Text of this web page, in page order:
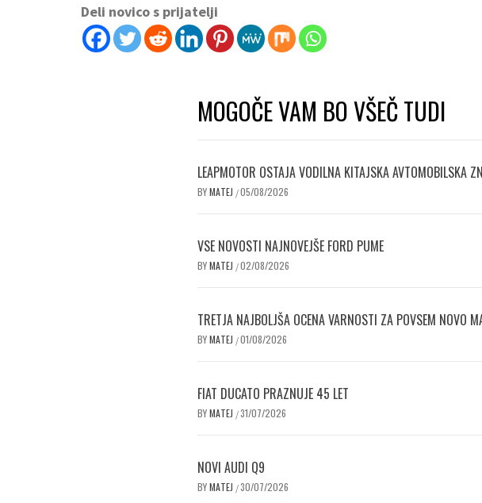
Deli novico s prijatelji
MOGOČE VAM BO VŠEČ TUDI
LEAPMOTOR OSTAJA VODILNA KITAJSKA AVTOMOBILSKA
BYMATEJ /05/08/2026
VSE NOVOSTI NAJNOVEJŠE FORD PUME
BYMATEJ /02/08/2026
TRETJA NAJBOLJŠA OCENA VARNOSTI ZA POVSEM NOVO
BYMATEJ /01/08/2026
FIAT DUCATO PRAZNUJE 45 LET
BYMATEJ /31/07/2026
NOVI AUDI Q9
BYMATEJ /30/07/2026